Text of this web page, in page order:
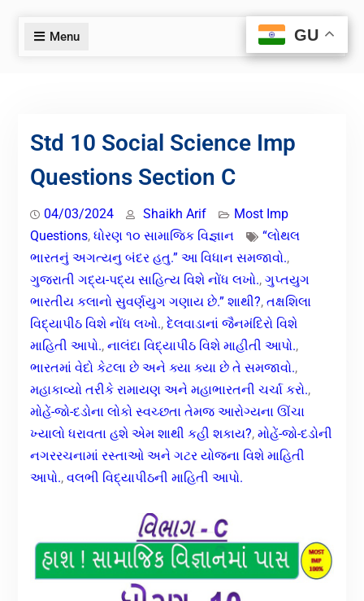
Menu
Std 10 Social Science Imp
Questions Section C
04/03/2024 Shaikh Arif
Most Imp
Questions, ધોરણ ૧૦ સામાજિક વિજ્ઞાન
“લોથલ
ભારતનું અગત્યનુ બંદર હતુ.” આ વિધાન સમજાવો.,
ગુજરાતી ગદ્ય-પદ્ય સાહિત્ય વિશે નોંધ લખો., ગુપ્તયુગ
ભારતીય કલાનો સુવર્ણયુગ ગણાય છે.” શાથી?, તક્ષશિલા
વિદ્યાપીઠ વિશે નોંધ લખો., દેલવાડાનાં જૈનમંદિરો વિશે
માહિતી આપો., નાલંદા વિદ્યાપીઠ વિશે માહીતી આપો.,
ભારતમાં વેદો કેટલા છે અને ક્યા ક્યા છે તે સમજાવો.,
મહાકાવ્યો તરીકે રામાયણ અને મહાભારતની ચર્ચા કરો.,
મોહેં-જો-દડોના લોકો સ્વચ્છતા તેમજ આરોગ્યના ઊંચા
ખ્યાલો ધરાવતા હશે એમ શાથી કહી શકાય?, મોહેં-જો-દડોની
નગરરચનામાં રસ્તાઓ અને ગટર યોજના વિશે માહિતી
આપો., વલભી વિદ્યાપીઠની માહિતી આપો.
GU
GU